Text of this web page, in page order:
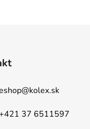
@kolex.sk
37 6511597